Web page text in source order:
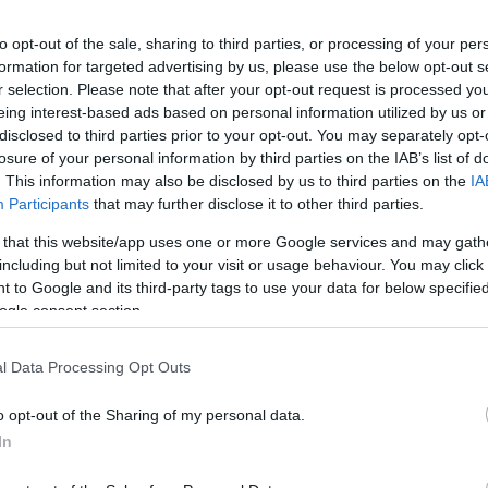
opt-out of the sale, sharing to third parties, or processing of your
for targeted advertising by us, please use the below opt-out
selection. Please note that after your opt-out request is processed
interest-based ads based on personal information utilized by us
to third parties prior to your opt-out. You may separately
of your personal information by third parties on the IAB’s list of
This information may also be disclosed by us to third parties on the
Participants that may further disclose it to other third parties.
that this website/app uses one or more Google services and may
but not limited to your visit or usage behaviour. You may
to Google and its third-party tags to use your data for below
consent section.
Data Processing Opt Outs
opt-out of the Sharing of my personal data.
κάνναβης
προκλήθηκαν υλικές ζημιές και στα δύο πλοία, με
ακύρωση προγραμματισμένου δρομολογίου προς
από στελέχη της Λιμενικής Αρχής της Θάσου,
πλοίο (Ε/Γ-Ο/Γ) «ΠΡΩΤΟΠΟΡΟΣ VI» Ν. Λ. 103/21, το
στο Ε/Γ-Ο/Γ «ΑΝΑΣΣΑ Μ» Ν.Π. 12933, το οποίο
η πρόκληση υλικών ζημιών και στα δύο πλοία. Το
Κεραμωτή από το «ΠΡΩΤΟΠΟΡΟΣ VI» παρέμεινε
γραμμής, με μέριμνα της εταιρείας. Από το Α’